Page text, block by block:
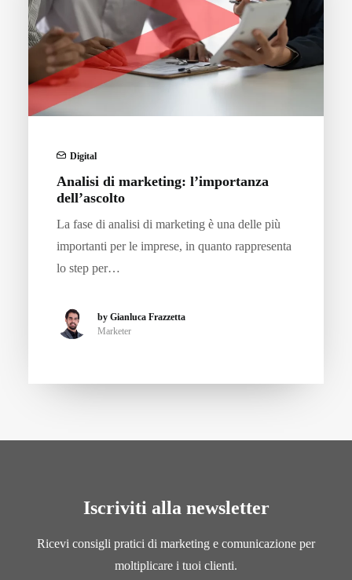
Digital
Analisi di marketing: l’importanza
dell’ascolto
La fase di analisi di marketing è una delle più
importanti per le imprese, in quanto rappresenta
lo step per…
by Gianluca Frazzetta
Marketer
Iscriviti alla newsletter
Ricevi consigli pratici di marketing e comunicazione per
moltiplicare i tuoi clienti.